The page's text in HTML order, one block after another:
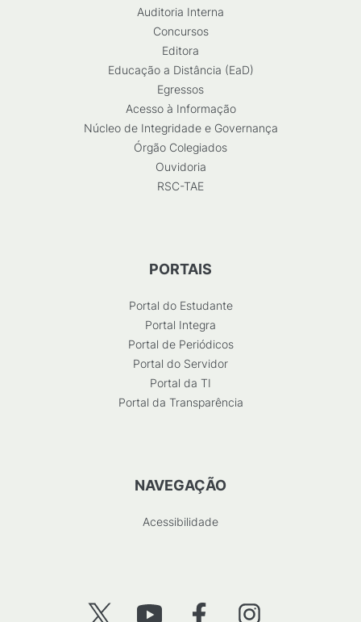
Auditoria Interna
Concursos
Editora
Educação a Distância (EaD)
Egressos
Acesso à Informação
Núcleo de Integridade e Governança
Órgão Colegiados
Ouvidoria
RSC-TAE
PORTAIS
Portal do Estudante
Portal Integra
Portal de Periódicos
Portal do Servidor
Portal da TI
Portal da Transparência
NAVEGAÇÃO
Acessibilidade